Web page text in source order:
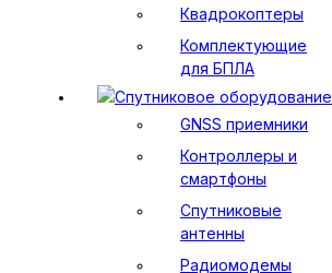
Квадрокоптеры
Комплектующие
для БПЛА
Спутниковое оборудование
GNSS приемники
Контроллеры и
смартфоны
Спутниковые
антенны
Радиомодемы